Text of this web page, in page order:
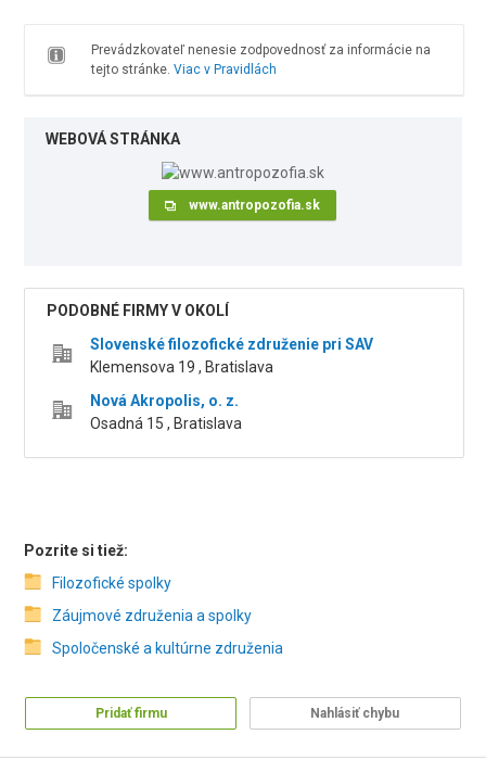
Prevádzkovateľ nenesie zodpovednosť za informácie na
tejto stránke. Viac v Pravidlách
WEBOVÁ STRÁNKA
www.antropozofia.sk
PODOBNÉ FIRMY V OKOLÍ
Slovenské filozofické združenie pri SAV
Klemensova 19 , Bratislava
Nová Akropolis, o. z.
Osadná 15 , Bratislava
Pozrite si tiež:
Filozofické spolky
Záujmové združenia a spolky
Spoločenské a kultúrne združenia
Pridať firmu Nahlásiť chybu